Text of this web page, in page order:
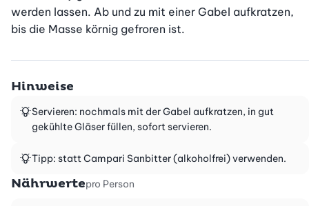
werden lassen. Ab und zu mit einer Gabel aufkratzen,
bis die Masse körnig gefroren ist.
Hinweise
Servieren: nochmals mit der Gabel aufkratzen, in gut
gekühlte Gläser füllen, sofort servieren.
Tipp: statt Campari Sanbitter (alkoholfrei) verwenden.
Nährwertepro Person